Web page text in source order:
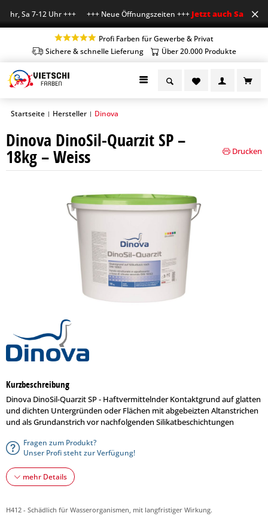
Sa 7-12 Uhr +++ +++ Neue Öffnungszeiten +++Jetzt auch Sa
Profi Farben für Gewerbe & Privat
Sichere & schnelle Lieferung
Über 20.000 Produkte
Startseite | Hersteller | Dinova
Dinova DinoSil-Quarzit SP –
18kg – Weiss Drucken
Kurzbeschreibung
Dinova DinoSil-Quarzit SP - Haftvermittelnder Kontaktgrund auf glatten
und dichten Untergründen oder Flächen mit abgebeizten Altanstrichen
und als Grundanstrich vor nachfolgenden Silikatbeschichtungen
Fragen zum Produkt?
Unser Profi steht zur Verfügung!
mehr Details
H412 - Schädlich für Wasserorganismen, mit langfristiger Wirkung.